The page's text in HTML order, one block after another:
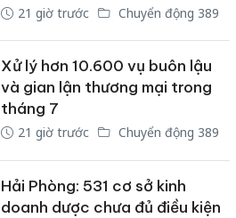
21 giờ trước Chuyển động 389
Xử lý hơn 10.600 vụ buôn lậu
và gian lận thương mại trong
tháng 7
21 giờ trước Chuyển động 389
Hải Phòng: 531 cơ sở kinh
doanh dược chưa đủ điều kiện